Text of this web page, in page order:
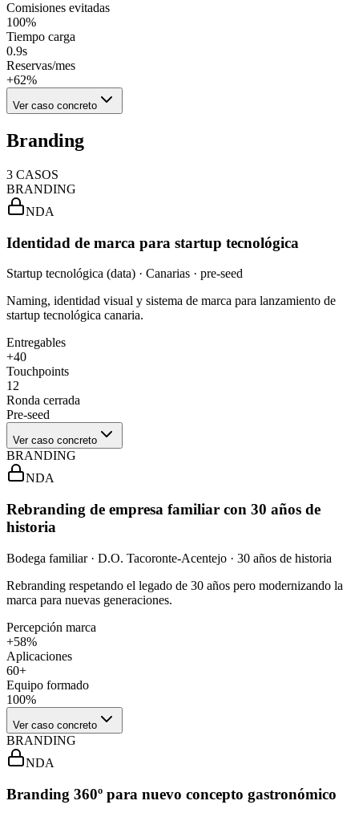
Comisiones evitadas
100%
Tiempo carga
0.9s
Reservas/mes
+62%
Ver caso concreto
Branding
3 CASOS
BRANDING
NDA
Identidad de marca para startup tecnológica
Startup tecnológica (data) · Canarias · pre-seed
Naming, identidad visual y sistema de marca para lanzamiento de
startup tecnológica canaria.
Entregables
+40
Touchpoints
12
Ronda cerrada
Pre-seed
Ver caso concreto
BRANDING
NDA
Rebranding de empresa familiar con 30 años de
historia
Bodega familiar · D.O. Tacoronte-Acentejo · 30 años de historia
Rebranding respetando el legado de 30 años pero modernizando la
marca para nuevas generaciones.
Percepción marca
+58%
Aplicaciones
60+
Equipo formado
100%
Ver caso concreto
BRANDING
NDA
Branding 360º para nuevo concepto gastronómico